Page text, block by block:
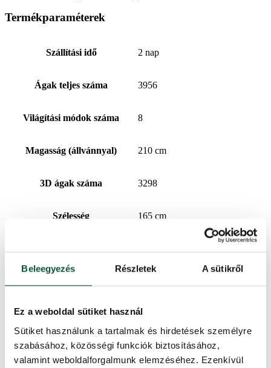
Beleegyezés Részletek A sütikről
Ez a weboldal sütiket használ
Sütiket használunk a tartalmak és hirdetések személyre
szabásához, közösségi funkciók biztosításához,
valamint weboldalforgalmunk elemzéséhez. Ezenkívül
Termékparaméterek
Szállítási idő 2 nap
Ágak teljes száma 3956
Világítási módok száma 8
Magasság (állvánnyal) 210 cm
3D ágak száma 3298
Szélesség 165 cm
A 3D/PVC százalékos aránya 83/17
Kivitelezés Sűrű